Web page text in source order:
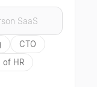
CTO
of HR